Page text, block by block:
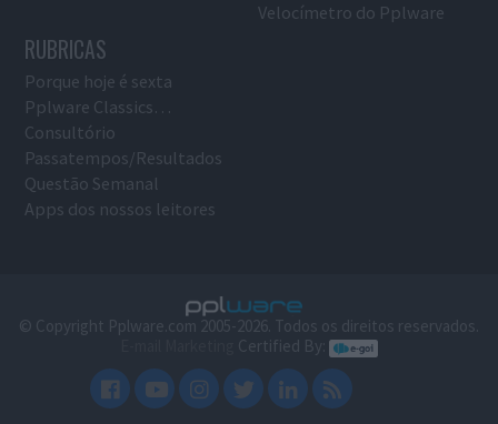
Velocímetro do Pplware
RUBRICAS
Porque hoje é sexta
Pplware Classics…
Consultório
Passatempos/Resultados
Questão Semanal
Apps dos nossos leitores
© Copyright Pplware.com 2005-2026. Todos os direitos reservados.
Certified By: